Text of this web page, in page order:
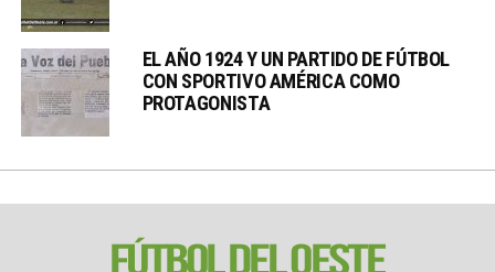
EL AÑO 1924 Y UN PARTIDO DE FÚTBOL
CON SPORTIVO AMÉRICA COMO
PROTAGONISTA